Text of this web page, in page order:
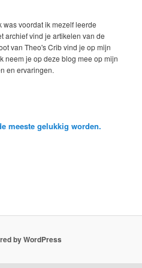
was voordat ik mezelf leerde
archief vind je artikelen van de
van Theo's Crib vind je op mijn
neem je op deze blog mee op mijn
en ervaringen.
meeste gelukkig worden.
by WordPress